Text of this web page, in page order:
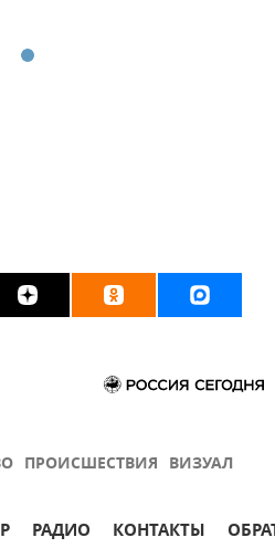
ПРОИСШЕСТВИЯ ВИЗУАЛ
РАДИО КОНТАКТЫ